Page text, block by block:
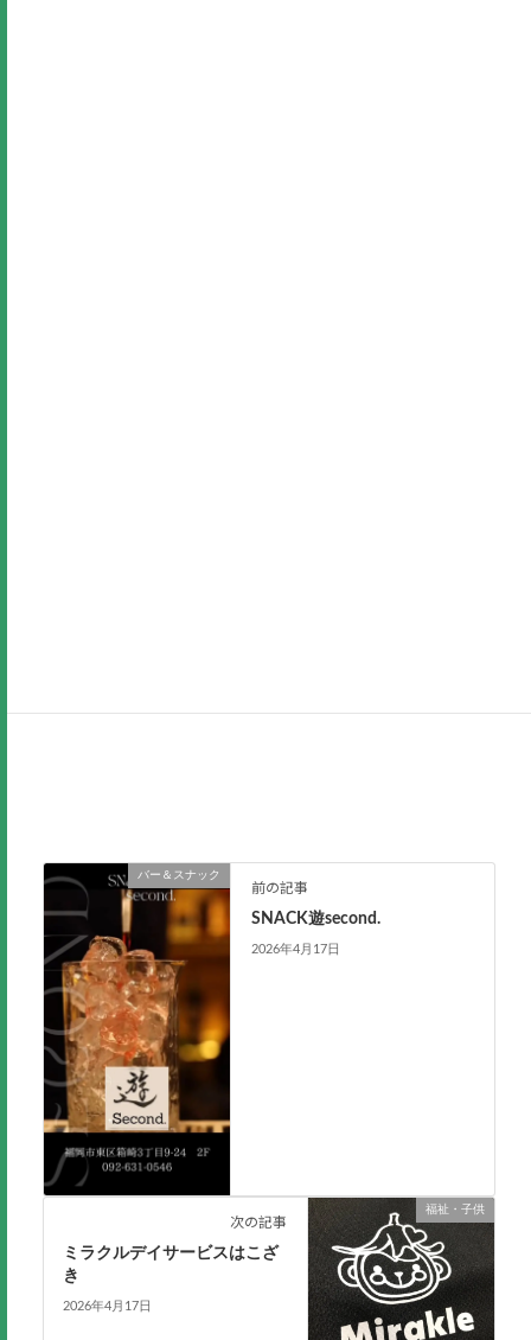
バー＆スナック
前の記事
SNACK遊second.
2026年4月17日
福祉・子供
次の記事
ミラクルデイサービスはこざ
き
2026年4月17日